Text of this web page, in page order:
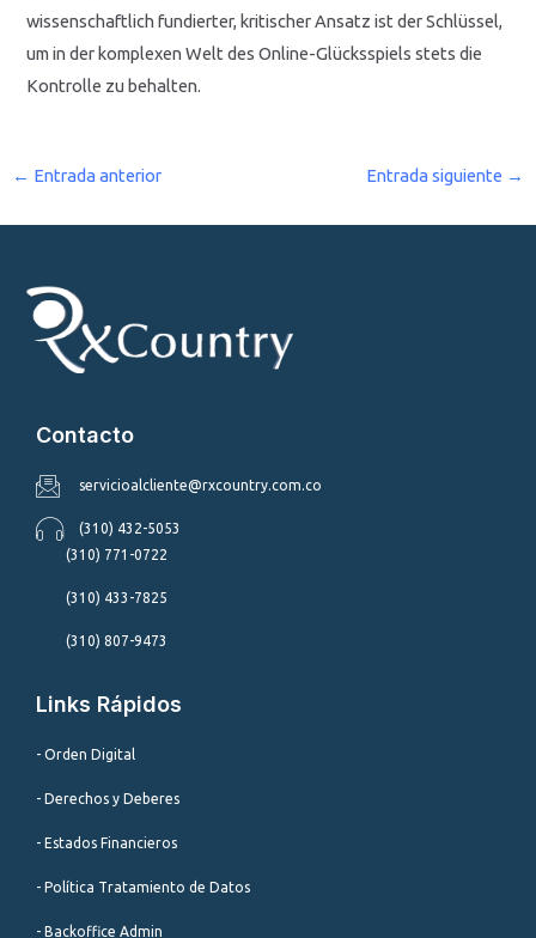
wissenschaftlich fundierter, kritischer Ansatz ist der Schlüssel,
um in der komplexen Welt des Online-Glücksspiels stets die
Kontrolle zu behalten.
← Entrada anterior Entrada siguiente →
Contacto
servicioalcliente@rxcountry.com.co
(310) 432-5053
(310) 771-0722
(310) 433-7825
(310) 807-9473
Links Rápidos
- Orden Digital
- Derechos y Deberes
- Estados Financieros
- Política Tratamiento de Datos
- Backoffice Admin